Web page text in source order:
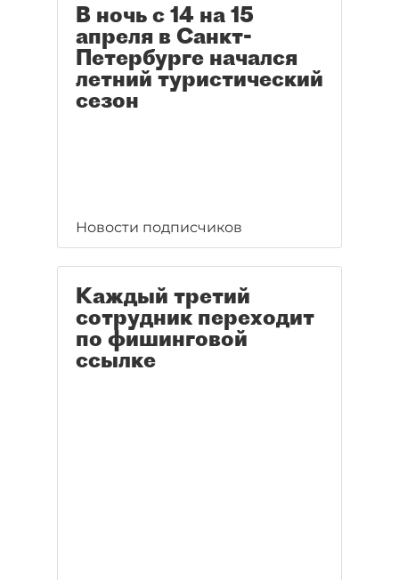
В ночь с 14 на 15
апреля в Санкт-
Петербурге начался
летний туристический
сезон
Новости подписчиков
Каждый третий
сотрудник переходит
по фишинговой
ссылке